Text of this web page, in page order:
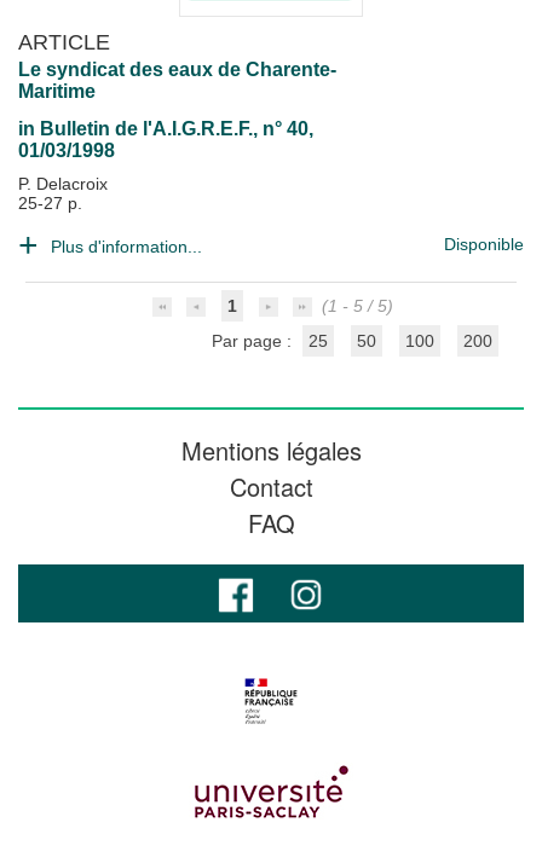
ARTICLE
Le syndicat des eaux de Charente-
Maritime
in Bulletin de l'A.I.G.R.E.F., n° 40,
01/03/1998
P. Delacroix
25-27 p.
Plus d'information... Disponible
1
(1 - 5 / 5)
Par page :
25 50 100 200
Mentions légales
Contact
FAQ